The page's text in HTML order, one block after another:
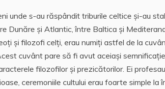
p
z
ă
unde s-au răspândit triburile celtice şi-au
Dunăre şi Atlantic, între Baltica şi
şi filozofi celţi, erau numiţi astfel de la
cuvânt pare să fi avut aceiaşi
filozofilor şi prezicătorilor. Ei
ceremoniile cultului erau foarte simple